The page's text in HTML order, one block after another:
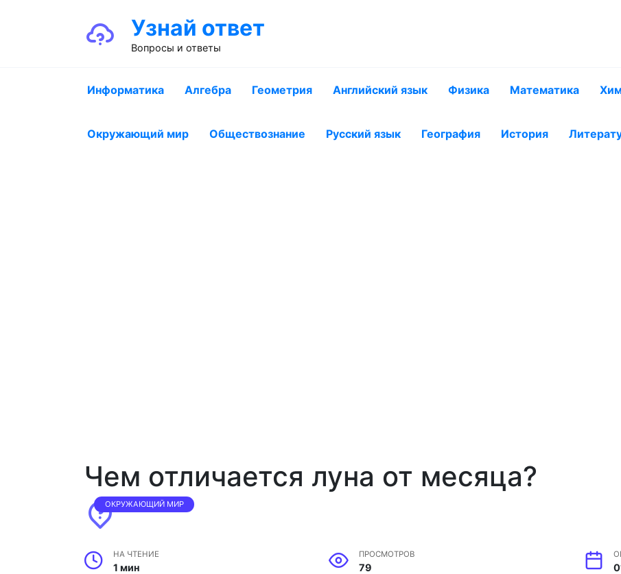
Узнай ответ
Вопросы и ответы
Информатика Алгебра Геометрия Английский язык Физика Математика
Окружающий мир Обществознание Русский язык География История
Чем отличается луна от месяца?
ОКРУЖАЮЩИЙ МИР
НА ЧТЕНИЕ
1 мин
ПРОСМОТРОВ
79